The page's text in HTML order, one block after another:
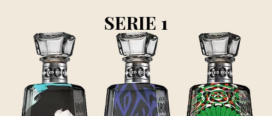
SERIE 1